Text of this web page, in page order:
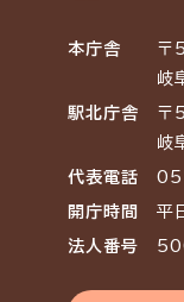
本庁舎
岐
駅北庁舎
岐
代表電話
開庁時間 平
法人番号